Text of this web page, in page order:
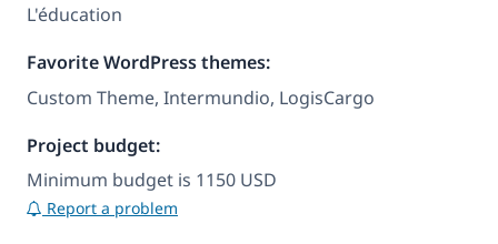
L'éducation
Favorite WordPress themes:
Custom Theme, Intermundio, LogisCargo
Project budget:
Minimum budget is 1150 USD
Report a problem